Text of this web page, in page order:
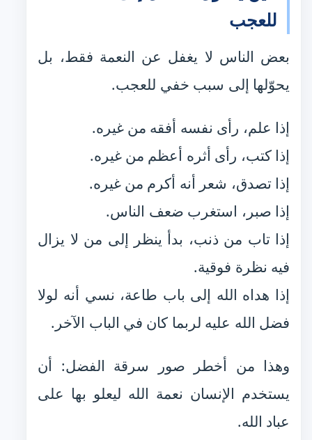
للعجب
بعض الناس لا يغفل عن النعمة فقط، بل
يحوّلها إلى سبب خفي للعجب.
إذا علم، رأى نفسه أفقه من غيره.
إذا كتب، رأى أثره أعظم من غيره.
إذا تصدق، شعر أنه أكرم من غيره.
إذا صبر، استغرب ضعف الناس.
إذا تاب من ذنب، بدأ ينظر إلى من لا يزال
فيه نظرة فوقية.
إذا هداه الله إلى باب طاعة، نسي أنه لولا
فضل الله عليه لربما كان في الباب الآخر.
وهذا من أخطر صور سرقة الفضل: أن
يستخدم الإنسان نعمة الله ليعلو بها على
عباد الله.